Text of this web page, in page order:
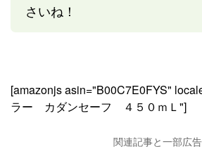
さいね！
[amazonjs asin="B00C7E0FYS"
ラー カダンセーフ ４５０ｍＬ"]
関連記事と一部広告